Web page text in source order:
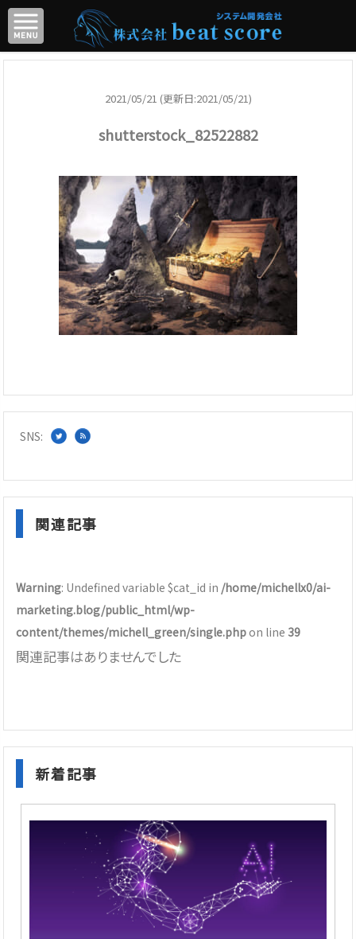
2021/05/21 (更新日:2021/05/21)
shutterstock_82522882
SNS:
関連記事
Warning: Undefined variable $cat_id in /home/michellx0/ai-
marketing.blog/public_html/wp-
content/themes/michell_green/single.phpon line 39
関連記事はありませんでした
新着記事